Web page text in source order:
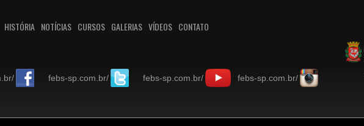
HISTÓRIA NOTÍCIAS CURSOS GALERIAS VÍDEOS CONTATO
febs-sp.com.br/ febs-sp.com.br/ febs-sp.com.br/